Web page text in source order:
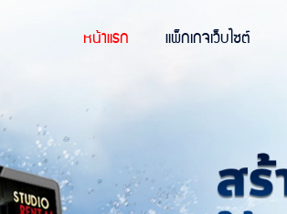
หน้าแรก แพ็กเกจเว็บไซต์